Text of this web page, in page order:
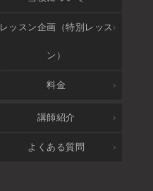
レッスン企画（特別レッス
ン）
料金
講師紹介
よくある質問